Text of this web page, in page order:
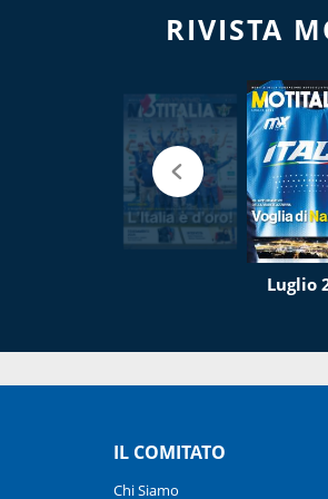
RIVISTA
Luglio
IL COMITATO
Chi Siamo